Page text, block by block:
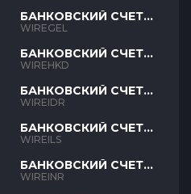
БАНКОВСКИЙ СЧЕТ
GEL
WIREGEL
БАНКОВСКИЙ СЧЕТ
HKD
WIREHKD
БАНКОВСКИЙ СЧЕТ
IDR
WIREIDR
БАНКОВСКИЙ СЧЕТ
ILS
WIREILS
БАНКОВСКИЙ СЧЕТ
INR
WIREINR